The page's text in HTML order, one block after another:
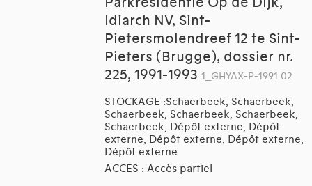
Idiarch NV, Sint-
Pietersmolendreef 12 te Sint-
Pieters (Brugge), dossier nr.
225, 1991-1993 1_GHYAX-P-1991.02
STOCKAGE :Schaerbeek, Schaerbeek,
Schaerbeek, Schaerbeek, Schaerbeek,
Schaerbeek, Dépôt externe, Dépôt
externe, Dépôt externe, Dépôt externe,
Dépôt externe
ACCES : Accès partiel